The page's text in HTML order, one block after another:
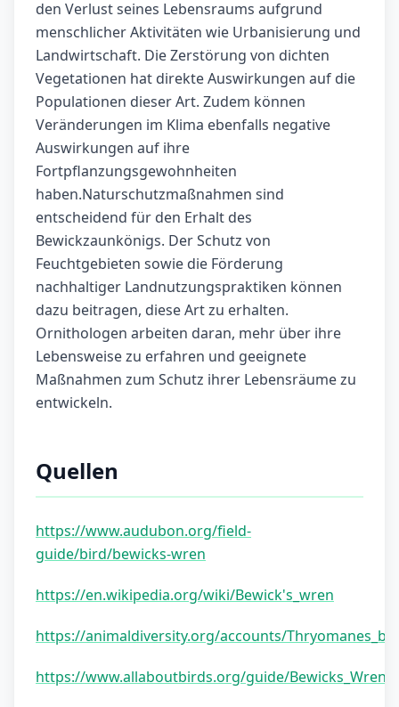
den Verlust seines Lebensraums aufgrund
menschlicher Aktivitäten wie Urbanisierung und
Landwirtschaft. Die Zerstörung von dichten
Vegetationen hat direkte Auswirkungen auf die
Populationen dieser Art. Zudem können
Veränderungen im Klima ebenfalls negative
Auswirkungen auf ihre
Fortpflanzungsgewohnheiten
haben.Naturschutzmaßnahmen sind
entscheidend für den Erhalt des
Bewickzaunkönigs. Der Schutz von
Feuchtgebieten sowie die Förderung
nachhaltiger Landnutzungspraktiken können
dazu beitragen, diese Art zu erhalten.
Ornithologen arbeiten daran, mehr über ihre
Lebensweise zu erfahren und geeignete
Maßnahmen zum Schutz ihrer Lebensräume zu
entwickeln.
Quellen
https://www.audubon.org/field-
guide/bird/bewicks-wren
https://en.wikipedia.org/wiki/Bewick's_wren
https://animaldiversity.org/accounts/
https://www.allaboutbirds.org/guide/Bewicks_Wren/